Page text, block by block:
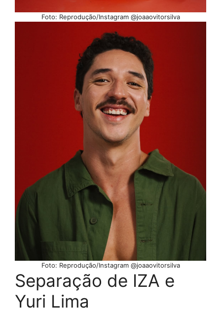
Foto: Reprodução/Instagram @joaaovitorsilva
Foto: Reprodução/Instagram @joaaovitorsilva
Separação de IZA e
Yuri Lima